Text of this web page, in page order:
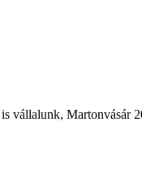
vállalunk, Martonvásár